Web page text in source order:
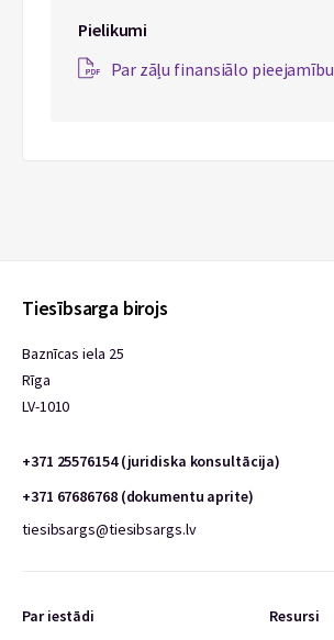
Pielikumi
Par zāļu finansiālo pieejamību
Tiesībsarga birojs
Baznīcas iela 25
Rīga
LV-1010
+371 25576154 (juridiska konsultācija)
+371 67686768 (dokumentu aprite)
tiesibsargs@tiesibsargs.lv
Par iestādi Resursi